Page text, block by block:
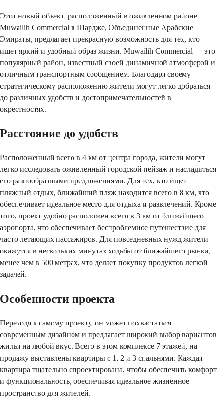
Этот новый объект, расположенный в оживленном районе
Muwailih Commercial в Шардже, Объединенные Арабские
Эмираты, предлагает прекрасную возможность для тех, кто
ищет яркий и удобный образ жизни. Muwailih Commercial — это
популярный район, известный своей динамичной атмосферой и
отличным транспортным сообщением. Благодаря своему
стратегическому расположению жители могут легко добраться
до различных удобств и достопримечательностей в
окрестностях.
Расстояние до удобств
Расположенный всего в 4 км от центра города, жители могут
легко исследовать оживленный городской пейзаж и насладиться
его разнообразными предложениями. Для тех, кто ищет
пляжный отдых, ближайший пляж находится всего в 8 км, что
обеспечивает идеальное место для отдыха и развлечений. Кроме
того, проект удобно расположен всего в 3 км от ближайшего
аэропорта, что обеспечивает беспроблемное путешествие для
часто летающих пассажиров. Для повседневных нужд жители
окажутся в нескольких минутах ходьбы от ближайшего рынка,
менее чем в 500 метрах, что делает покупку продуктов легкой
задачей.
Особенности проекта
Переходя к самому проекту, он может похвастаться
современным дизайном и предлагает широкий выбор вариантов
жилья на любой вкус. Всего в этом комплексе 7 этажей, на
продажу выставлены квартиры с 1, 2 и 3 спальнями. Каждая
квартира тщательно спроектирована, чтобы обеспечить комфорт
и функциональность, обеспечивая идеальное жизненное
пространство для жителей.